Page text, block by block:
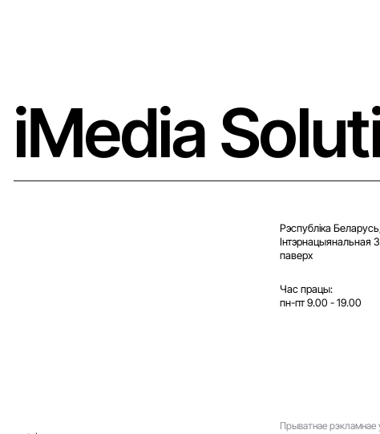
iMedia
Рэспубліка
Iнтэрнацыянальная
паверх
Час працы:
пн-пт 9.00 - 19.00
Прыватнае